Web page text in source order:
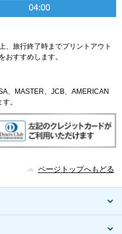
、旅行終了時までプリントアウト
おすすめします。
、MASTER、JCB、AMERICAN
。
ページトップへもどる